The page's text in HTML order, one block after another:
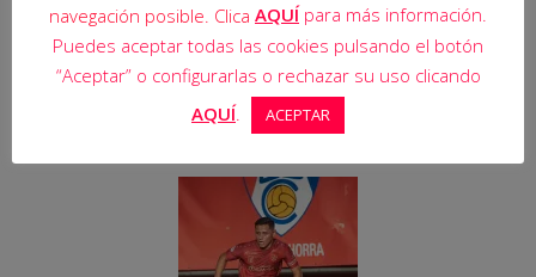
navegación posible. Clica AQUÍpara más información.
Puedes aceptar todas las cookies pulsando el botón
“Aceptar” o configurarlas o rechazar su uso clicando
AQUÍ. ACEPTAR